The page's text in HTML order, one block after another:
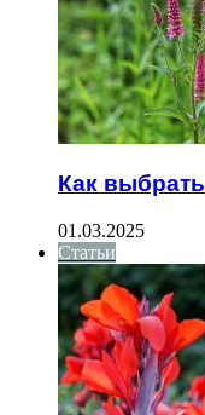
Как
01.03.2025
Статьи